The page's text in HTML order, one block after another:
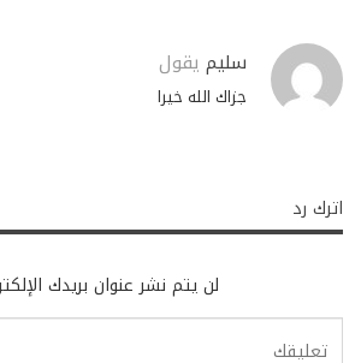
سليم يقول
جزاك الله خيرا
اترك رد
لن يتم نشر عنوان بريدك